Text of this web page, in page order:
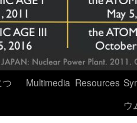
Multimedia Resources
ウ